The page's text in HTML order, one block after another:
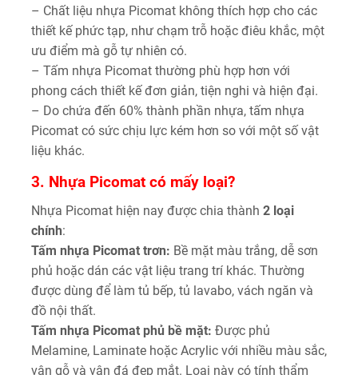
– Chất liệu nhựa Picomat không thích hợp cho các
thiết kế phức tạp, như chạm trỗ hoặc điêu khắc, một
ưu điểm mà gỗ tự nhiên có.
– Tấm nhựa Picomat thường phù hợp hơn với
phong cách thiết kế đơn giản, tiện nghi và hiện đại.
– Do chứa đến 60% thành phần nhựa, tấm nhựa
Picomat có sức chịu lực kém hơn so với một số vật
liệu khác.
3. Nhựa Picomat có mấy loại?
Nhựa Picomat hiện nay được chia thành 2 loại
chính:
Tấm nhựa Picomat trơn: Bề mặt màu trắng, dễ sơn
phủ hoặc dán các vật liệu trang trí khác. Thường
được dùng để làm tủ bếp, tủ lavabo, vách ngăn và
đồ nội thất.
Tấm nhựa Picomat phủ bề mặt: Được phủ
Melamine, Laminate hoặc Acrylic với nhiều màu sắc,
vân gỗ và vân đá đẹp mắt. Loại này có tính thẩm